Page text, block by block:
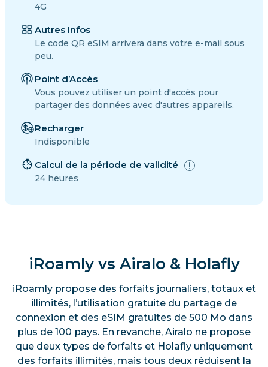
4G
Autres Infos
Le code QR eSIM arrivera dans votre e-mail sous
peu.
Point d’Accès
Vous pouvez utiliser un point d'accès pour
partager des données avec d'autres appareils.
Recharger
Indisponible
Calcul de la période de validité
24 heures
iRoamly vs Airalo & Holafly
iRoamly propose des forfaits journaliers, totaux et
illimités, l’utilisation gratuite du partage de
connexion et des eSIM gratuites de 500 Mo dans
plus de 100 pays. En revanche, Airalo ne propose
que deux types de forfaits et Holafly uniquement
des forfaits illimités, mais tous deux réduisent la